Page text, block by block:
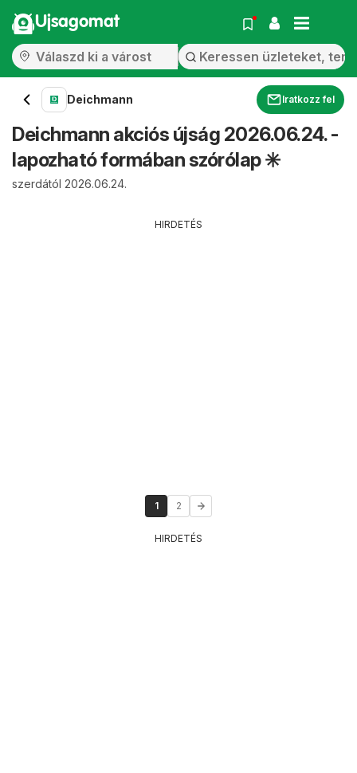
Ujsagomat
Deichmann Iratkozz fel
Deichmann akciós újság 2026.06.24. -
lapozható formában szórólap ✳️
szerdától 2026.06.24.
HIRDETÉS
1 2
HIRDETÉS